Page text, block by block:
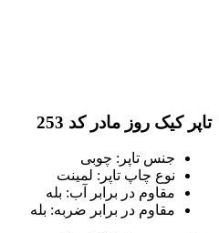
تاپر کیک روز مادر کد 253
جنس تاپر: چوبی
نوع چاپ تاپر: لمینت
مقاوم در برابر آب: بله
مقاوم در برابر ضربه: بله